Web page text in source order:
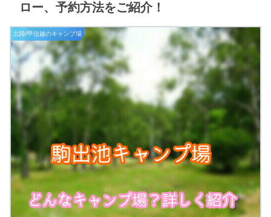
ロー、予約方法をご紹介！
北陸/甲信越のキャンプ場